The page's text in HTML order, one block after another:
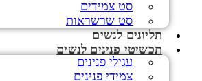
סט צמידים
סט שרשראות
תליונים לנשים
תכשיטי פנינים לנשים
עגילי פנינים
צמידי פנינים